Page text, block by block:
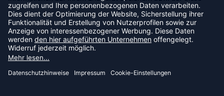
Sofortüberweisung
NEWSLETTER